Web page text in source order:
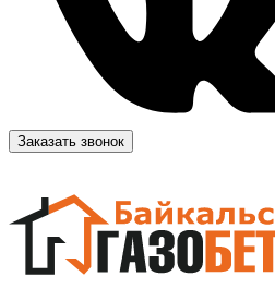
Заказать звонок